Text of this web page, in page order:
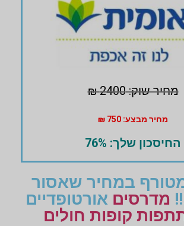
מחיר שוק: 2400 ₪
מחיר מבצע: 750 ₪
החיסכון שלך: 76%
במחיר שאסור
מדרסים אורטופדיים
קופות חולים